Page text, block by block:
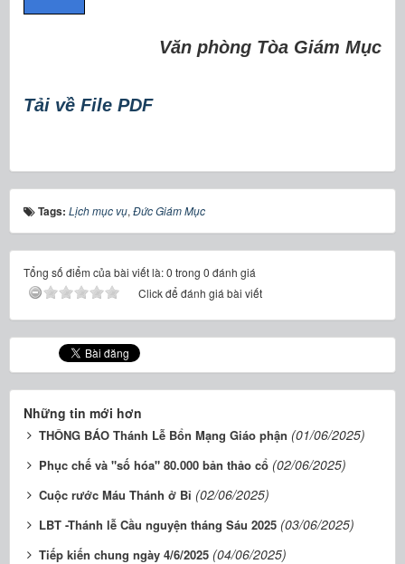
Văn phòng Tòa Giám Mục
Tải về File PDF
Tags: Lịch mục vụ, Đức Giám Mục
Tổng số điểm của bài viết là: 0 trong 0 đánh giá
Click để đánh giá bài viết
Những tin mới hơn
THÔNG BÁO Thánh Lễ Bổn Mạng Giáo phận (01/06/2025)
Phục chế và "số hóa" 80.000 bản thảo cổ (02/06/2025)
Cuộc rước Máu Thánh ở Bỉ (02/06/2025)
LBT -Thánh lễ Cầu nguyện tháng Sáu 2025 (03/06/2025)
Tiếp kiến chung ngày 4/6/2025 (04/06/2025)